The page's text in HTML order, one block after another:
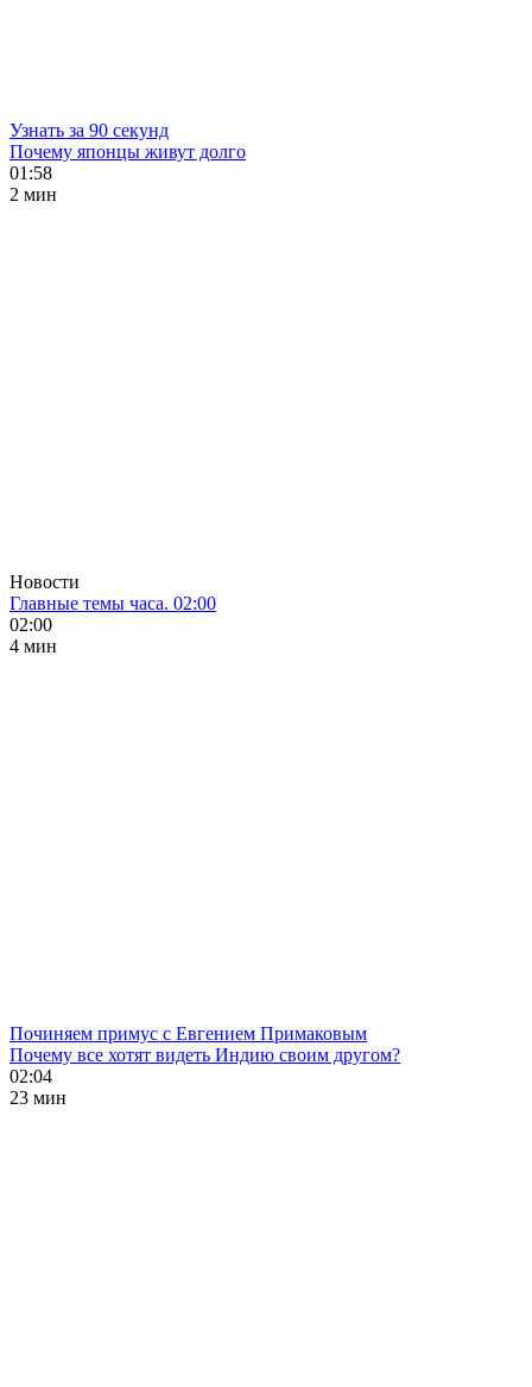
Узнать за 90 секунд
Почему японцы живут долго
01:58
2 мин
Новости
Главные темы часа. 02:00
02:00
4 мин
Починяем примус с Евгением Примаковым
Почему все хотят видеть Индию своим другом?
02:04
23 мин